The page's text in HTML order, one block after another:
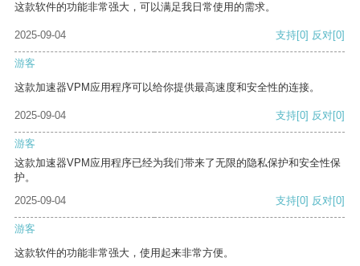
这款软件的功能非常强大，可以满足我日常使用的需求。
2025-09-04 支持[0] 反对[0]
游客
这款加速器VPM应用程序可以给你提供最高速度和安全性的连接。
2025-09-04 支持[0] 反对[0]
游客
这款加速器VPM应用程序已经为我们带来了无限的隐私保护和安全性保
护。
2025-09-04
支持[0] 反对[0]
游客
这款软件的功能非常强大，使用起来非常方便。